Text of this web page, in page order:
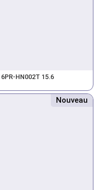
HN002T 15.6
Nouveau